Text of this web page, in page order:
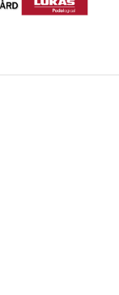
Ethylparaben,
Sorbic Acid,